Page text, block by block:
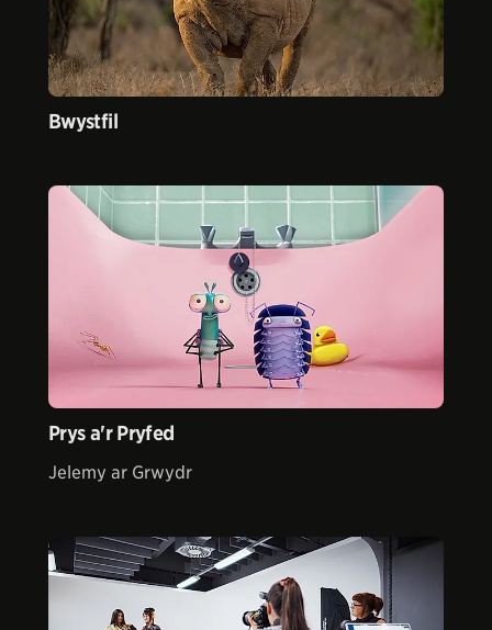
Bwystfil
Prys a'r Pryfed
Jelemy ar Grwydr